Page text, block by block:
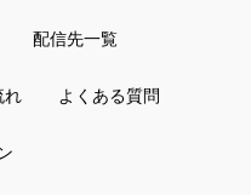
配信先一覧
れ よくある質問